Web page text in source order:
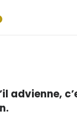
advienne,